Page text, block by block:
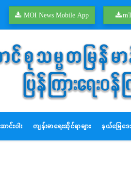
MOI News Mobile App
ာင်းပါး ကျန်းမာရေးဆိုင်ရာများ နယ်မြေဒေ